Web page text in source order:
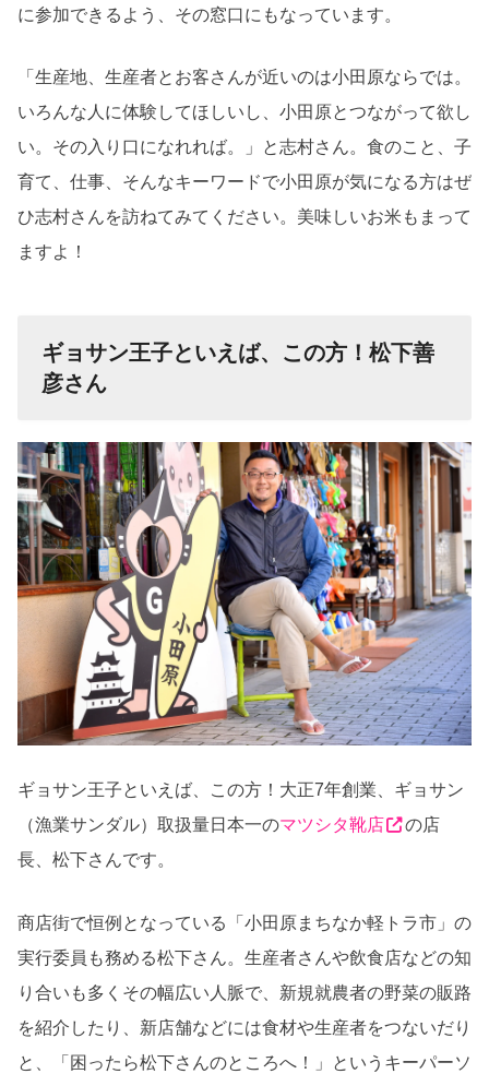
に参加できるよう、その窓口にもなっています。
「生産地、生産者とお客さんが近いのは小田原ならでは。
いろんな人に体験してほしいし、小田原とつながって欲し
い。その入り口になれれば。」と志村さん。食のこと、子
育て、仕事、そんなキーワードで小田原が気になる方はぜ
ひ志村さんを訪ねてみてください。美味しいお米もまって
ますよ！
ギョサン王子といえば、この方！松下善
彦さん
ギョサン王子といえば、この方！大正7年創業、ギョサン
（漁業サンダル）取扱量日本一のマツシタ靴店
の店
長、松下さんです。
商店街で恒例となっている「小田原まちなか軽トラ市」の
実行委員も務める松下さん。生産者さんや飲食店などの知
り合いも多くその幅広い人脈で、新規就農者の野菜の販路
を紹介したり、新店舗などには食材や生産者をつないだり
と、「困ったら松下さんのところへ！」というキーパーソ